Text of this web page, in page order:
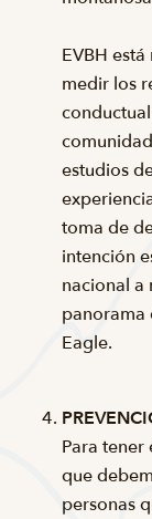
EVBH
medir los
estudios
toma de
intención
nacional a
panorama
Eagle.
Para tener
que
personas